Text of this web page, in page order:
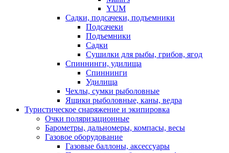
YUM
Садки, подсачеки, подъемники
Подсачеки
Подъемники
Садки
Сушилки для рыбы, грибов, ягод
Спиннинги, удилища
Спиннинги
Удилища
Чехлы, сумки рыболовные
Ящики рыболовные, каны, ведра
Туристическое снаряжение и экипировка
Очки поляризационные
Барометры, дальномеры, компасы, весы
Газовое оборудование
Газовые баллоны, аксессуары